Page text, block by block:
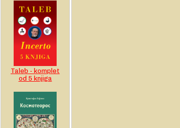
Taleb - komplet
od 5 knjiga